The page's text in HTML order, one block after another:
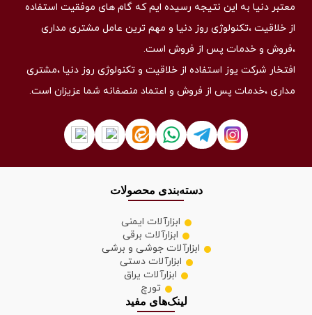
معتبر دنیا به این نتیجه رسیده ایم که گام های موفقیت استفاده
از خلاقیت ،تکنولوژی روز دنیا و مهم ترین عامل مشتری مداری
،فروش و خدمات پس از فروش است.
افتخار شرکت یوز استفاده از خلاقیت و تکنولوژی روز دنیا ،مشتری
مداری ،خدمات پس از فروش و اعتماد منصفانه شما عزیزان است.
دسته‌بندی محصولات
ابزارآلات ایمنی
ابزارآلات برقی
ابزارآلات جوشی و برشی
ابزارآلات دستی
ابزارآلات یراق
تورچ
لینک‌های مفید